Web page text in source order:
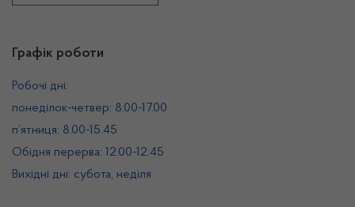
Графік роботи
Робочі дні:
понеділок-четвер: 8.00-17.00
п’ятниця: 8.00-15.45
Обідня перерва: 12.00-12.45
Вихідні дні: субота, неділя